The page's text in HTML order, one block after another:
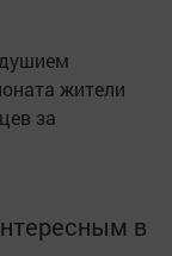
жители
за
в